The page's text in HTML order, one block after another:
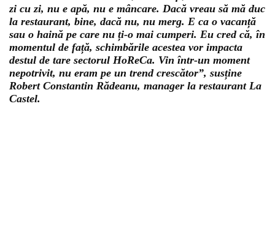
zi cu zi, nu e apă, nu e mâncare. Dacă vreau să mă duc
la restaurant, bine, dacă nu, nu merg. E ca o vacanță
sau o haină pe care nu ți-o mai cumperi. Eu cred că, în
momentul de față, schimbările acestea vor impacta
destul de tare sectorul HoReCa. Vin într-un moment
nepotrivit, nu eram pe un trend crescător”, susține
Robert Constantin Rădeanu, manager la restaurant La
Castel.